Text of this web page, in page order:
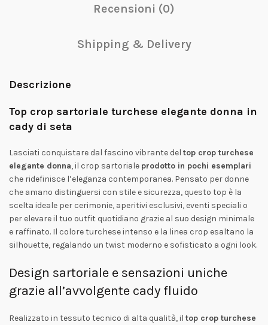
Recensioni (0)
Shipping & Delivery
Descrizione
Top crop sartoriale turchese elegante donna in
cady di seta
Lasciati conquistare dal fascino vibrante del top crop turchese
elegante donna, il crop sartoriale prodotto in pochi esemplari
che ridefinisce l’eleganza contemporanea. Pensato per donne
che amano distinguersi con stile e sicurezza, questo top è la
scelta ideale per cerimonie, aperitivi esclusivi, eventi speciali o
per elevare il tuo outfit quotidiano grazie al suo design minimale
e raffinato. Il colore turchese intenso e la linea crop esaltano la
silhouette, regalando un twist moderno e sofisticato a ogni look.
Design sartoriale e sensazioni uniche
grazie all’avvolgente cady fluido
Realizzato in tessuto tecnico di alta qualità, il top crop turchese